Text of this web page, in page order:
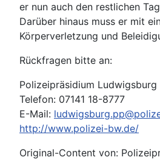
er nun auch den restlichen
Darüber hinaus muss er mit
Körperverletzung und
Rückfragen bitte an:
Polizeipräsidium Ludwigsburg
Telefon: 07141 18-8777
E-Mail:
http://www.polizei-bw.de/
Original-Content von: